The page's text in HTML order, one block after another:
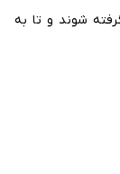
شوند و تا به